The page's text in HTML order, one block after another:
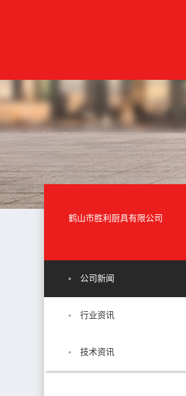
鹤山市胜利厨具有限公司
公司新闻
行业资讯
技术资讯